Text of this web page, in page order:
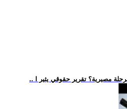
مصيرية؟ تقرير حقوقي يثير ا